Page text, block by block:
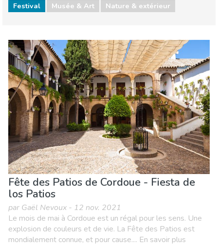
Festival
Musée & Art Nature & extérieur
Cuisine & Restaurants
Événements locaux
Musée & Art
Nature & extérieur
Fête des Patios de Cordoue - Fiesta de
los Patios
par Gaël Nevoux - 12 nov. 2021
Le mois de mai à Cordoue est un régal pour les sens. Une
explosion de couleurs et de vie. La Fête des Patios est
mondialement connue, et pour cause.... En savoir plus